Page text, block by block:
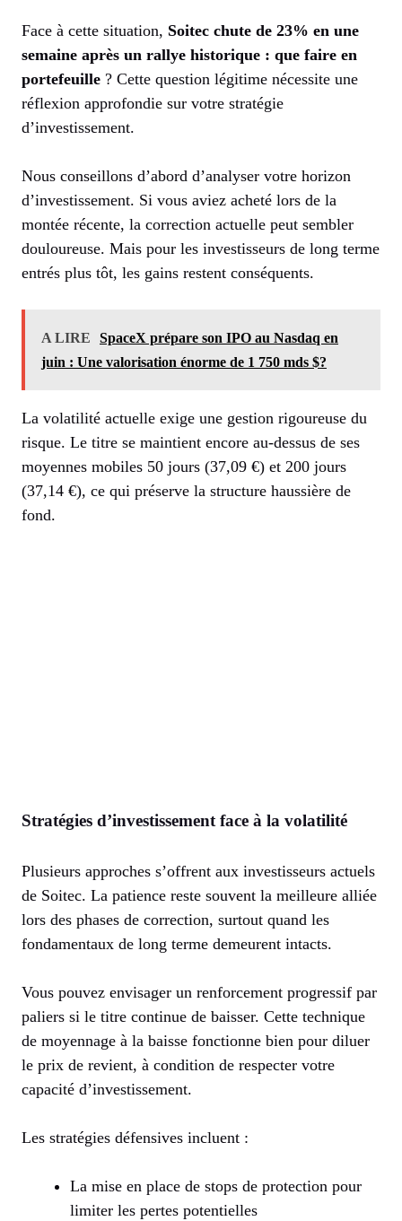
Face à cette situation, Soitec chute de 23% en une
semaine après un rallye historique : que faire en
portefeuille ? Cette question légitime nécessite une
réflexion approfondie sur votre stratégie
d’investissement.
Nous conseillons d’abord d’analyser votre horizon
d’investissement. Si vous aviez acheté lors de la
montée récente, la correction actuelle peut sembler
douloureuse. Mais pour les investisseurs de long terme
entrés plus tôt, les gains restent conséquents.
A LIRE
SpaceX prépare son IPO au Nasdaq en
juin : Une valorisation énorme de 1 750 mds $?
La volatilité actuelle exige une gestion rigoureuse du
risque. Le titre se maintient encore au-dessus de ses
moyennes mobiles 50 jours (37,09 €) et 200 jours
(37,14 €), ce qui préserve la structure haussière de
fond.
Stratégies d’investissement face à la volatilité
Plusieurs approches s’offrent aux investisseurs actuels
de Soitec. La patience reste souvent la meilleure alliée
lors des phases de correction, surtout quand les
fondamentaux de long terme demeurent intacts.
Vous pouvez envisager un renforcement progressif par
paliers si le titre continue de baisser. Cette technique
de moyennage à la baisse fonctionne bien pour diluer
le prix de revient, à condition de respecter votre
capacité d’investissement.
Les stratégies défensives incluent :
La mise en place de stops de protection pour
limiter les pertes potentielles